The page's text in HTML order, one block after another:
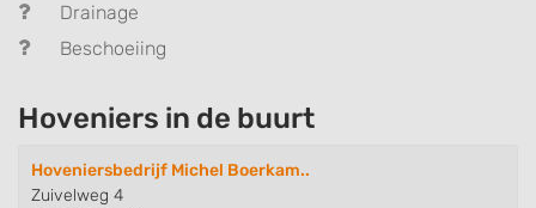
Drainage
Beschoeiing
Hoveniers in de buurt
Hoveniersbedrijf Michel Boerkam..
Zuivelweg 4